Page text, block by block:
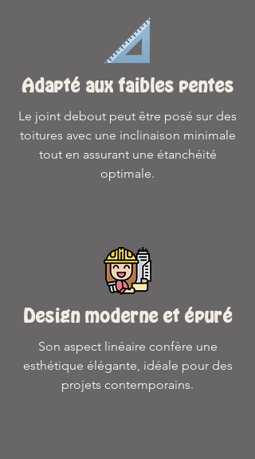
Adapté aux faibles pentes
Le joint debout peut être posé sur des
toitures avec une inclinaison minimale
tout en assurant une étanchéité
optimale.
Design moderne et épuré
Son aspect linéaire confère une
esthétique élégante, idéale pour des
projets contemporains.